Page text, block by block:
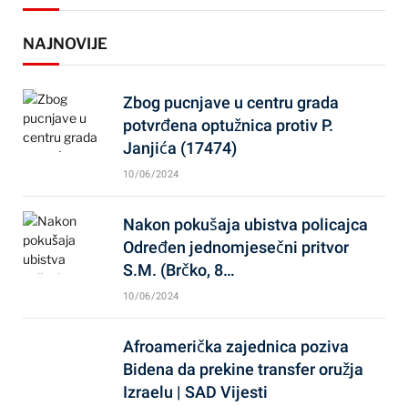
NAJNOVIJE
Zbog pucnjave u centru grada
potvrđena optužnica protiv P.
Janjića (17474)
10/06/2024
Nakon pokušaja ubistva policajca
Određen jednomjesečni pritvor
S.M. (Brčko, 8…
10/06/2024
Afroamerička zajednica poziva
Bidena da prekine transfer oružja
Izraelu | SAD Vijesti